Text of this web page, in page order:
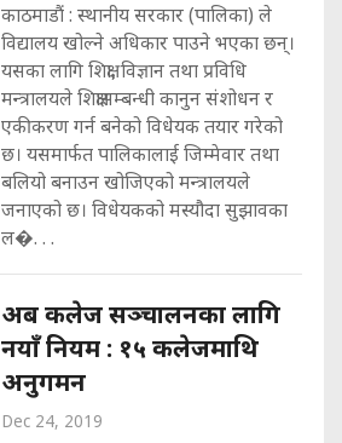
काठमाडौं : स्थानीय सरकार (पालिका) ले
विद्यालय खोल्ने अधिकार पाउने भएका छन्।
यसका लागि शिक्षा, विज्ञान तथा प्रविधि
मन्त्रालयले शिक्षासम्बन्धी कानुन संशोधन र
एकीकरण गर्न बनेको विधेयक तयार गरेको
छ। यसमार्फत पालिकालाई जिम्मेवार तथा
बलियो बनाउन खोजिएको मन्त्रालयले
जनाएको छ। विधेयकको मस्यौदा सुझावका
ल�. . .
अब कलेज सञ्चालनका लागि
नयाँ नियम : १५ कलेजमाथि
अनुगमन
Dec 24, 2019